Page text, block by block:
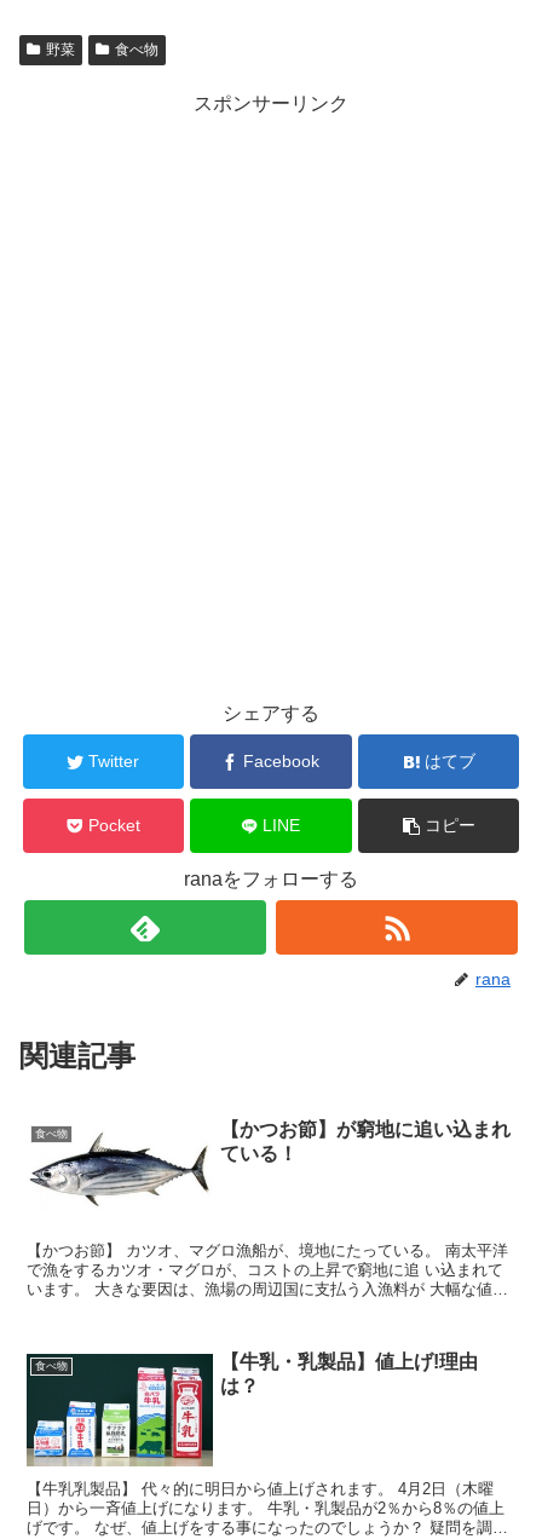
野菜 食べ物
スポンサーリンク
シェアする
Twitter Facebook はてブ
Pocket LINE コピー
ranaをフォローする
rana
関連記事
食べ物
【かつお節】が窮地に追い込まれ
ている！
【かつお節】 カツオ、マグロ漁船が、境地にたっている。 南太平洋
で漁をするカツオ・マグロが、コストの上昇で窮地に追 い込まれて
います。 大きな要因は、漁場の周辺国に支払う入漁料が 大幅な値上
食べ物
【牛乳・乳製品】値上げ!理由
は？
【牛乳乳製品】 代々的に明日から値上げされます。 4月2日（木曜
日）から一斉値上げになります。 牛乳・乳製品が2％から8％の値上
げです。 なぜ、値上げをする事になったのでしょうか？ 疑問を調べ